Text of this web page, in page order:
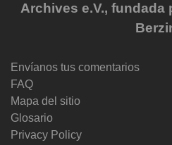
Archives e.V., fundada
Envíanos tus comentarios
FAQ
Mapa del sitio
Glosario
Privacy Policy